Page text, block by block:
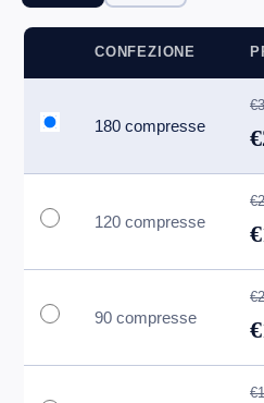
CONFEZIONE
180 compresse
120 compresse
90 compresse